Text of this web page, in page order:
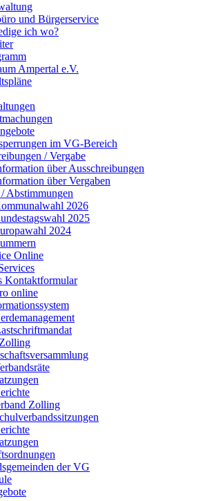
und Bürgerservice
ich wo?
Ampertal e.V.
im VG-Bereich
/ Vergabe
über Ausschreibungen
über Vergaben
Abstimmungen
2026
2025
2024
Online
Kontaktformular
online
Zolling
der VG